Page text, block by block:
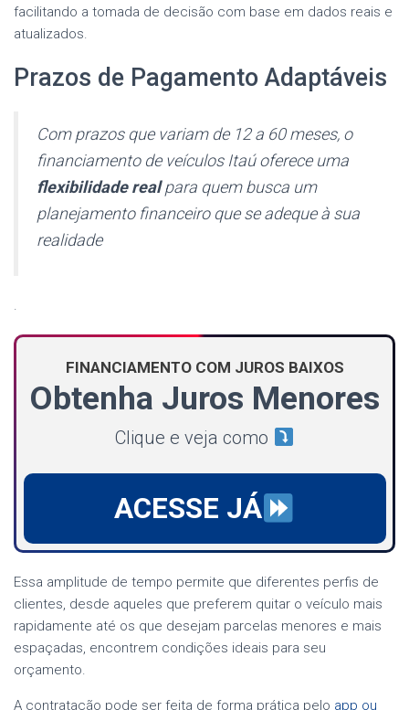
facilitando a tomada de decisão com base em dados reais e
atualizados.
Prazos de Pagamento Adaptáveis
Com prazos que variam de 12 a 60 meses, o
financiamento de veículos Itaú oferece uma
flexibilidade realpara quem busca um
planejamento financeiro que se adeque à sua
realidade
.
FINANCIAMENTO COM JUROS BAIXOS
Obtenha Juros Menores
Clique e veja como
ACESSE JÁ
Essa amplitude de tempo permite que diferentes perfis de
clientes, desde aqueles que preferem quitar o veículo mais
rapidamente até os que desejam parcelas menores e mais
espaçadas, encontrem condições ideais para seu
orçamento.
A contratação pode ser feita de forma prática pelo app ou